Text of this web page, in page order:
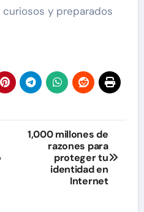
y preparados
1,000 millones de
razones para
proteger tu
identidad en
Internet